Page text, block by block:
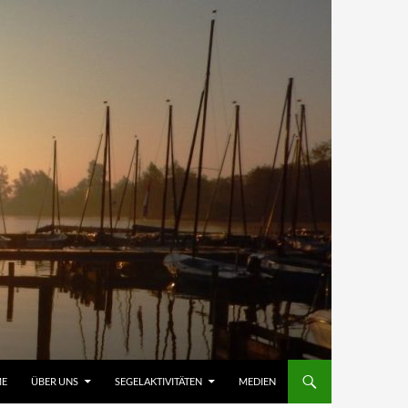
ÜBER UNS SEGELAKTIVITÄTEN MEDIEN